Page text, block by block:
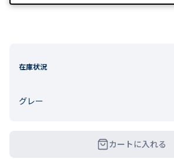
在庫状況
グレー
カートに入れる